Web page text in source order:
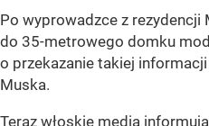
Po wyprowadzce z rezydencji
do 35-metrowego domku
o przekazanie takiej informacji
Muska.
Teraz włoskie media